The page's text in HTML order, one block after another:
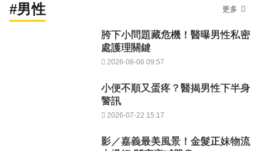
#男性 更多
胯下小問題藏危機！醫曝男性私密
處護理關鍵
2026-08-06 09:57
小便不順又蛋疼？醫揭男性下半身
警訊
2026-07-22 15:17
影／嘉義最美風景！金髮正妹物流